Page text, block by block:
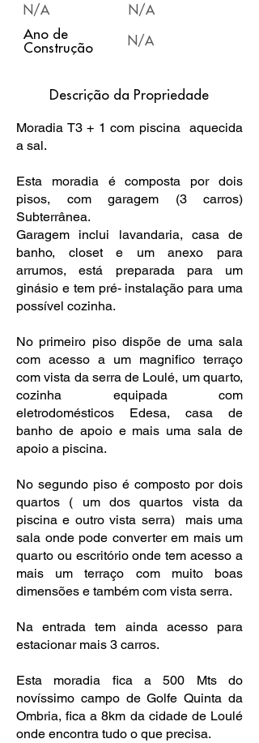
N/A
Ano de
Construção
N/A
N/A
Descrição da Propriedade
Moradia T3 + 1 com piscina aquecida
a sal.
Esta moradia é composta por dois
pisos, com garagem (3 carros)
Subterrânea.
Garagem inclui lavandaria, casa de
banho, closet e um anexo para
arrumos, está preparada para um
ginásio e tem pré- instalação para uma
possível cozinha.
No primeiro piso dispõe de uma sala
com acesso a um magnifico terraço
com vista da serra de Loulé, um quarto,
cozinha equipada com
eletrodomésticos Edesa, casa de
banho de apoio e mais uma sala de
apoio a piscina.
No segundo piso é composto por dois
quartos ( um dos quartos vista da
piscina e outro vista serra) mais uma
sala onde pode converter em mais um
quarto ou escritório onde tem acesso a
mais um terraço com muito boas
dimensões e também com vista serra.
Na entrada tem ainda acesso para
estacionar mais 3 carros.
Esta moradia fica a 500 Mts do
novíssimo campo de Golfe Quinta da
Ombria, fica a 8km da cidade de Loulé
onde encontra tudo o que precisa.